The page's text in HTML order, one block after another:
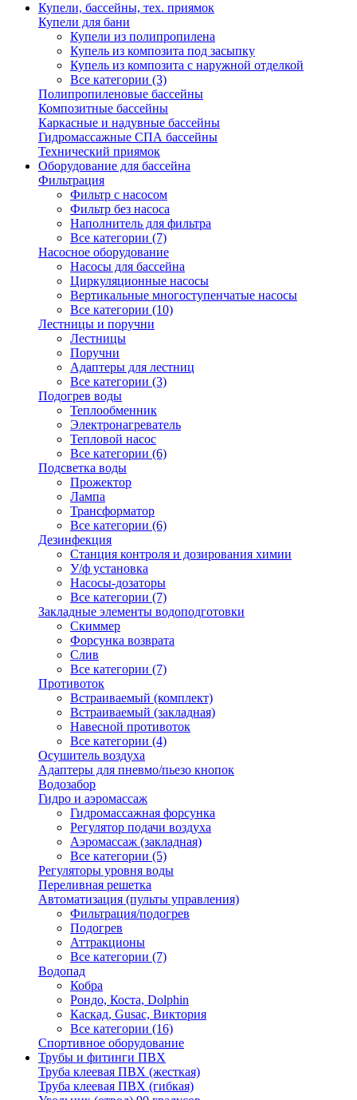
Купели, бассейны, тех. приямок
Купели для бани
Купели из полипропилена
Купель из композита под засыпку
Купель из композита с наружной отделкой
Все категории (3)
Полипропиленовые бассейны
Композитные бассейны
Каркасные и надувные бассейны
Гидромассажные СПА бассейны
Технический приямок
Оборудование для бассейна
Фильтрация
Фильтр с насосом
Фильтр без насоса
Наполнитель для фильтра
Все категории (7)
Насосное оборудование
Насосы для бассейна
Циркуляционные насосы
Вертикальные многоступенчатые насосы
Все категории (10)
Лестницы и поручни
Лестницы
Поручни
Адаптеры для лестниц
Все категории (3)
Подогрев воды
Теплообменник
Электронагреватель
Тепловой насос
Все категории (6)
Подсветка воды
Прожектор
Лампа
Трансформатор
Все категории (6)
Дезинфекция
Станция контроля и дозирования химии
У/ф установка
Насосы-дозаторы
Все категории (7)
Закладные элементы водоподготовки
Скиммер
Форсунка возврата
Слив
Все категории (7)
Противоток
Встраиваемый (комплект)
Встраиваемый (закладная)
Навесной противоток
Все категории (4)
Осушитель воздуха
Адаптеры для пневмо/пьезо кнопок
Водозабор
Гидро и аэромассаж
Гидромассажная форсунка
Регулятор подачи воздуха
Аэромассаж (закладная)
Все категории (5)
Регуляторы уровня воды
Переливная решетка
Автоматизация (пульты управления)
Фильтрация/подогрев
Подогрев
Аттракционы
Все категории (7)
Водопад
Кобра
Рондо, Коста, Dolphin
Каскад, Gusac, Виктория
Все категории (16)
Спортивное оборудование
Трубы и фитинги ПВХ
Труба клеевая ПВХ (жесткая)
Труба клеевая ПВХ (гибкая)